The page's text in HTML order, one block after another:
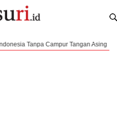
Tanpa Campur Tangan Asing